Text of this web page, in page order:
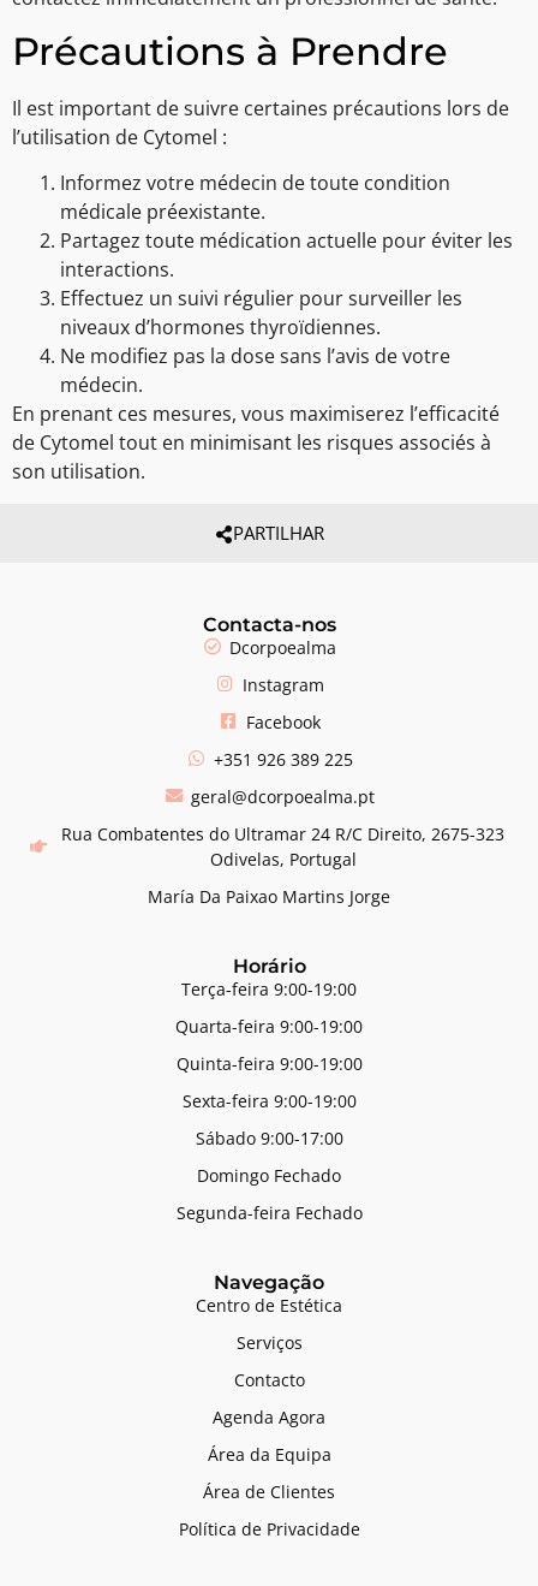
Précautions à Prendre
Il est important de suivre certaines précautions lors de
l’utilisation de Cytomel :
Informez votre médecin de toute condition
médicale préexistante.
Partagez toute médication actuelle pour éviter les
interactions.
Effectuez un suivi régulier pour surveiller les
niveaux d’hormones thyroïdiennes.
Ne modifiez pas la dose sans l’avis de votre
médecin.
En prenant ces mesures, vous maximiserez l’efficacité
de Cytomel tout en minimisant les risques associés à
son utilisation.
PARTILHAR
Contacta-nos
Dcorpoealma
Instagram
Facebook
+351 926 389 225
geral@dcorpoealma.pt
Rua Combatentes do Ultramar 24 R/C Direito, 2675-323
Odivelas, Portugal
María Da Paixao Martins Jorge
Horário
Terça-feira 9:00-19:00
Quarta-feira 9:00-19:00
Quinta-feira 9:00-19:00
Sexta-feira 9:00-19:00
Sábado 9:00-17:00
Domingo Fechado
Segunda-feira Fechado
Navegação
Centro de Estética
Serviços
Contacto
Agenda Agora
Área da Equipa
Área de Clientes
Política de Privacidade